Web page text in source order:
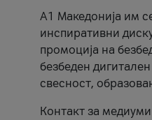
А1 Македонија им
инспиративни
промоција на
безбеден
свесност,
Контакт за